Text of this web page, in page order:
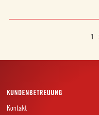
1
KUNDENBETREUUNG
Kontakt